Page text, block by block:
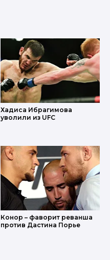
Хадиса Ибрагимова
уволили из UFC
Конор – фаворит реванша
против Дастина Порье